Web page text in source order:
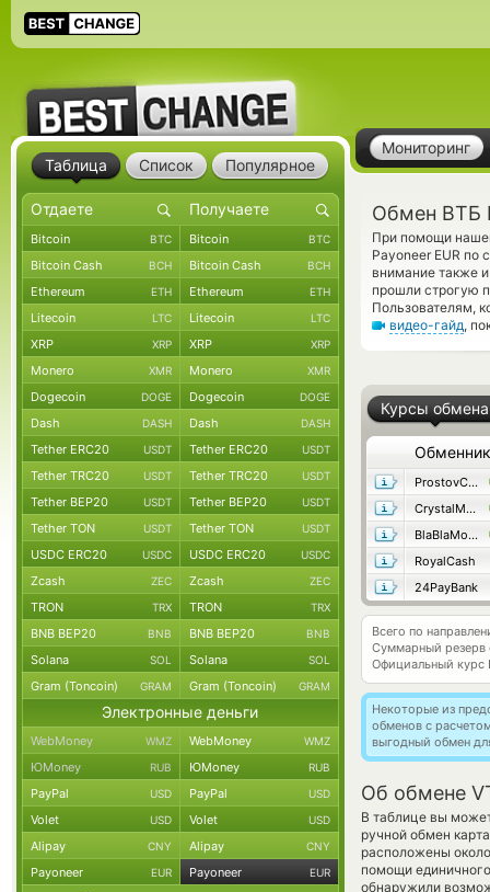
Мониторинг
Обмен ВТБ
При помощи
Payoneer EUR по
внимание также
прошли строгую
Пользователям,
видео-гайд,
Курсы обмена
Обменник
ProstovCash
CrystalMoney
BlaBlaMoney
RoyalCash
24PayBank
Всего по
Суммарный резерв
Официальный курс
Некоторые из
обменов с
выгодный обмен
Об обмене
В таблице вы
ручной обмен
расположены
помощи
обнаружили
Таблица Список Популярное
Bitcoin BTC Bitcoin BTC
Bitcoin Cash BCH Bitcoin Cash BCH
Ethereum ETH Ethereum ETH
Litecoin LTC Litecoin LTC
XRP XRP XRP XRP
Monero XMR Monero XMR
Dogecoin DOGE Dogecoin DOGE
Dash DASH Dash DASH
Tether ERC20 USDT Tether ERC20 USDT
Tether TRC20 USDT Tether TRC20 USDT
Tether BEP20 USDT Tether BEP20 USDT
Tether TON USDT Tether TON USDT
USDC ERC20 USDC USDC ERC20 USDC
Zcash ZEC Zcash ZEC
TRON TRX TRON TRX
BNB BEP20 BNB BNB BEP20 BNB
Solana SOL Solana SOL
Gram (Toncoin) GRAM Gram (Toncoin) GRAM
Электронные деньги
WebMoney WMZ WebMoney WMZ
ЮMoney RUB ЮMoney RUB
PayPal USD PayPal USD
Volet USD Volet USD
Alipay CNY Alipay CNY
Payoneer EUR Payoneer EUR